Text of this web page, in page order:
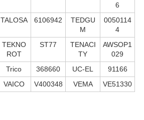
6
TALOSA 6106942
TEDGU
M
0050114
4
TEKNO
ROT
ST77
TENACI
TY
AWSOP1
029
Trico 368660 UC-EL
91166
VAICO V400348 VEMA
VE51330